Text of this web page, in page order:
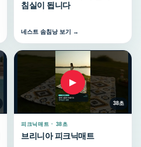
침실이 됩니다
네스트 솜침낭 보기 →
▶
38초
피크닉매트 · 38초
브리니아 피크닉매트